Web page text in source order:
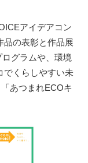
アイデアコン
品の表彰と作品展
グラムや、環境
でくらしやすい未
あつまれECOキ